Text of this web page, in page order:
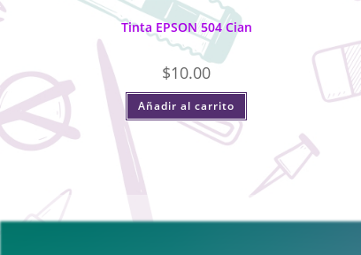
Tinta EPSON 504 Cian
$10.00
Añadir al carrito